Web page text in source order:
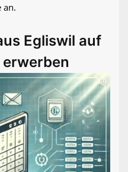
an.
Egliswil auf